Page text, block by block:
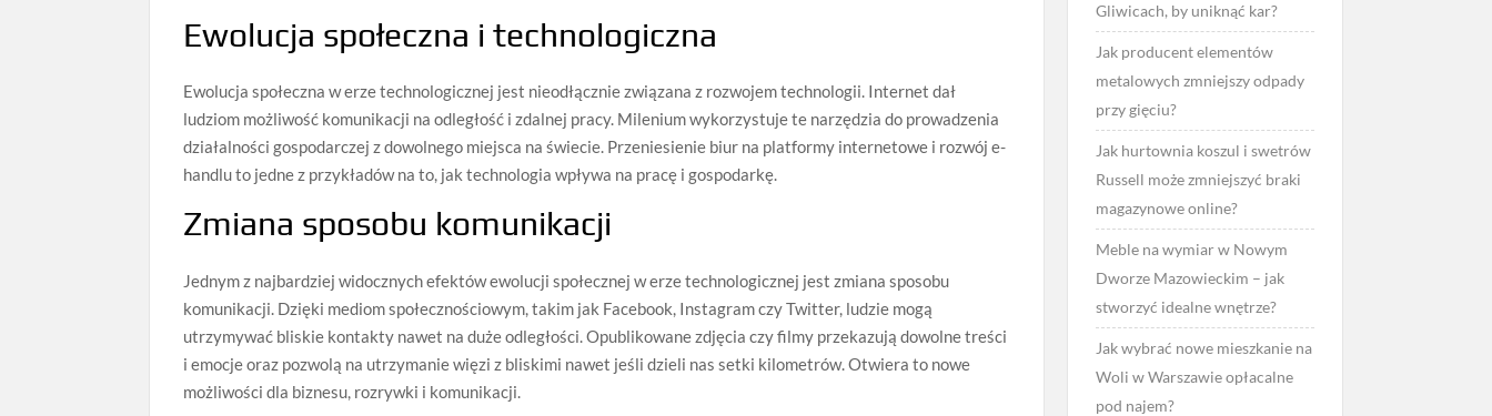
Ewolucja społeczna i technologiczna
Ewolucja społeczna w erze technologicznej jest nieodłącznie związana z rozwojem technologii. Internet dał
ludziom możliwość komunikacji na odległość i zdalnej pracy. Milenium wykorzystuje te narzędzia do prowadzenia
działalności gospodarczej z dowolnego miejsca na świecie. Przeniesienie biur na platformy internetowe i rozwój e-
handlu to jedne z przykładów na to, jak technologia wpływa na pracę i gospodarkę.
Zmiana sposobu komunikacji
Jednym z najbardziej widocznych efektów ewolucji społecznej w erze technologicznej jest zmiana sposobu
komunikacji. Dzięki mediom społecznościowym, takim jak Facebook, Instagram czy Twitter, ludzie mogą
utrzymywać bliskie kontakty nawet na duże odległości. Opublikowane zdjęcia czy filmy przekazują dowolne treści
i emocje oraz pozwolą na utrzymanie więzi z bliskimi nawet jeśli dzieli nas setki kilometrów. Otwiera to nowe
możliwości dla biznesu, rozrywki i komunikacji.
Gliwicach, by uniknąć kar?
Jak producent elementów
metalowych zmniejszy odpady
przy gięciu?
Jak hurtownia koszul i swetrów
Russell może zmniejszyć braki
magazynowe online?
Meble na wymiar w Nowym
Dworze Mazowieckim – jak
stworzyć idealne wnętrze?
Jak wybrać nowe mieszkanie na
Woli w Warszawie opłacalne
pod najem?